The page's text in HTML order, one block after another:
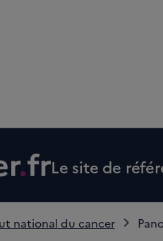
Le site de
national du cancer